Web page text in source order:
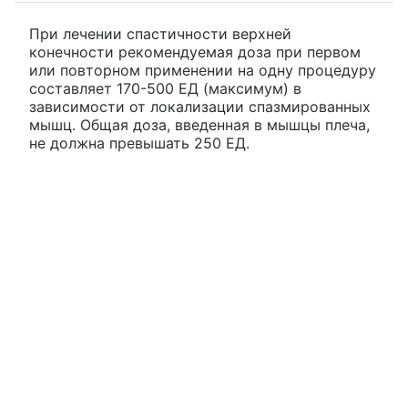
При лечении спастичности верхней
конечности рекомендуемая доза при первом
или повторном применении на одну процедуру
составляет 170-500 ЕД (максимум) в
зависимости от локализации спазмированных
мышц. Общая доза, введенная в мышцы плеча,
не должна превышать 250 ЕД.